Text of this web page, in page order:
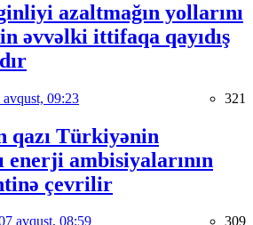
azaltmağın yollarını
əvvəlki ittifaqa qayıdış
avqust, 09:23 321
qazı Türkiyənin
enerji ambisiyalarının
çevrilir
avqust, 08:59 309